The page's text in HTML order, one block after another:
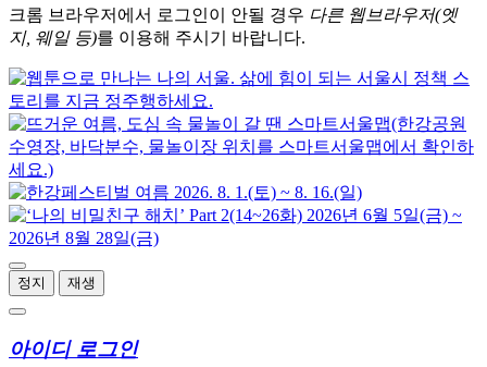
크롬 브라우저에서 로그인이 안될 경우 다른 웹브라우저(엣
지, 웨일 등)를 이용해 주시기 바랍니다.
정지 재생
아이디 로그인